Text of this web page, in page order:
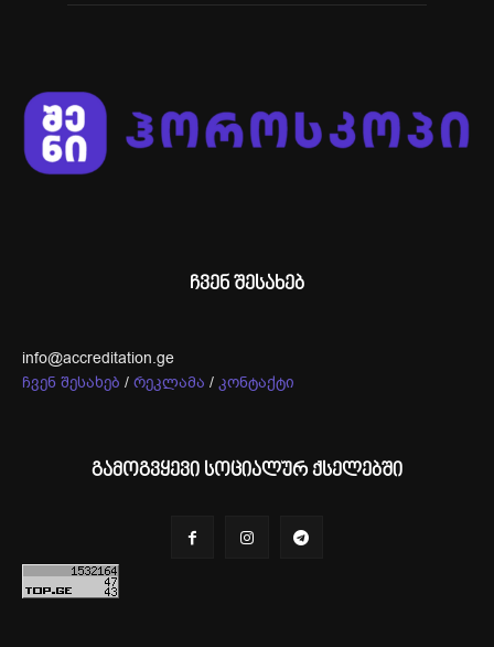
ჩვენ შესახებ
info@accreditation.ge
ჩვენ შესახებ / რეკლამა / კონტაქტი
გამოგვყევი სოციალურ ქსელებში